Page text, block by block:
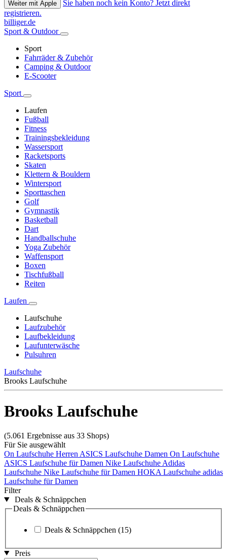
Weiter mit Apple
Sie haben noch kein Konto? Jetzt direkt
registrieren.
billiger.de
Sport & Outdoor
Sport
Fahrräder & Zubehör
Camping & Outdoor
E-Scooter
Sport
Laufen
Fußball
Fitness
Trainingsbekleidung
Wassersport
Racketsports
Skaten
Klettern & Bouldern
Wintersport
Sporttaschen
Golf
Gymnastik
Basketball
Dart
Handballschuhe
Yoga Zubehör
Waffensport
Boxen
Tischfußball
Reiten
Laufen
Laufschuhe
Laufzubehör
Laufbekleidung
Laufunterwäsche
Pulsuhren
Laufschuhe
Brooks Laufschuhe
Brooks Laufschuhe
(5.061 Ergebnisse aus 33 Shops)
Für Sie ausgewählt
On Laufschuhe Herren ASICS Laufschuhe Damen On Laufschuhe
ASICS Laufschuhe für Damen Nike Laufschuhe Adidas
Laufschuhe Nike Laufschuhe für Damen HOKA Laufschuhe adidas
Laufschuhe für Damen
Filter
Deals & Schnäppchen
Deals & Schnäppchen
Deals & Schnäppchen (15)
Preis